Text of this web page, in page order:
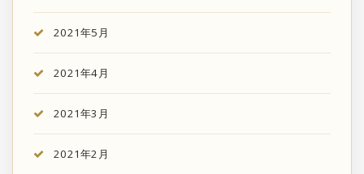
2021年5月
2021年4月
2021年3月
2021年2月